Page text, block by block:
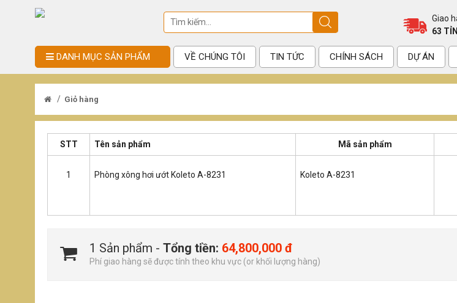
Giao
63
DANH MỤC SẢN PHẨM VỀ CHÚNG TÔI TIN TỨC CHÍNH SÁCH DỰ ÁN
/ Giỏ hàng
STT Tên sản phẩm Mã sản phẩm
1 Phòng xông hơi ướt Koleto A-8231 Koleto A-8231
1 Sản phẩm - Tổng tiền: 64,800,000 đ
Phí giao hàng sẽ được tính theo khu vực (or khối lượng hàng)